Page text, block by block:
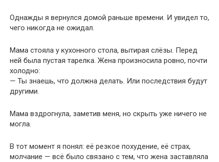
Однажды я вернулся домой раньше времени. И увидел то,
чего никогда не ожидал.
Мама стояла у кухонного стола, вытирая слёзы. Перед
ней была пустая тарелка. Жена произносила ровно, почти
холодно:
— Ты знаешь, что должна делать. Или последствия будут
другими.
Мама вздрогнула, заметив меня, но скрыть уже ничего не
могла.
В тот момент я понял: её резкое похудение, её страх,
молчание — всё было связано с тем, что жена заставляла